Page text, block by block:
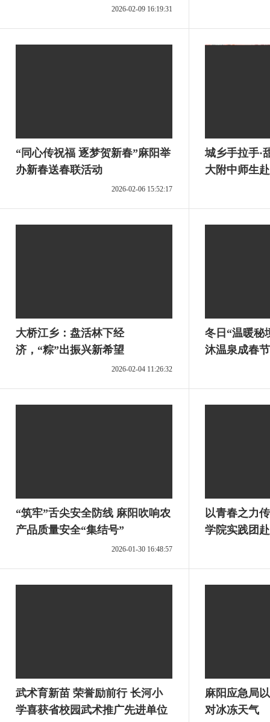
2026-02-09 16:19:31
“同心传祝福 逐梦贺新春”麻阳举
办新春送春联活动
2026-02-06 15:52:17
城乡手拉手·
大附中师生
大桥江乡：盘活林下经
济，“粽”出振兴新希望
2026-02-04 11:26:32
冬日“温暖秘
沐温泉成春
“筑牢”舌尖安全防线 麻阳吹响农
产品质量安全“集结号”
2026-01-30 16:48:57
以青春之力
学院实践团
武术育新苗 荣誉励前行 长河小
学喜获省校园武术推广先进单位
麻阳应急局
对冰冻天气